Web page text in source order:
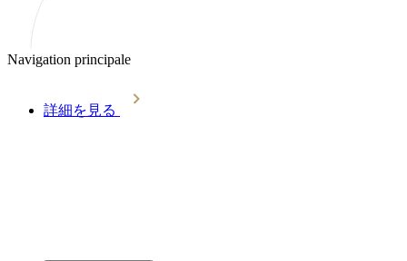
Navigation principale
詳細を見る